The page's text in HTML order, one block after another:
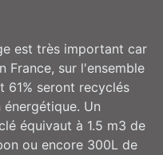
est très important car
France, sur l'ensemble
61% seront recyclés
Un
équivaut à 1.5 m3 de
ou encore 300L de